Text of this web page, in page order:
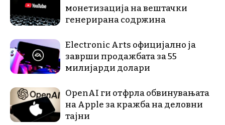
монетизација на вештачки
генерирана содржина
Electronic Arts официјално ја
заврши продажбата за 55
милијарди долари
OpenAI ги отфрла обвинувањата
на Apple за кражба на деловни
тајни